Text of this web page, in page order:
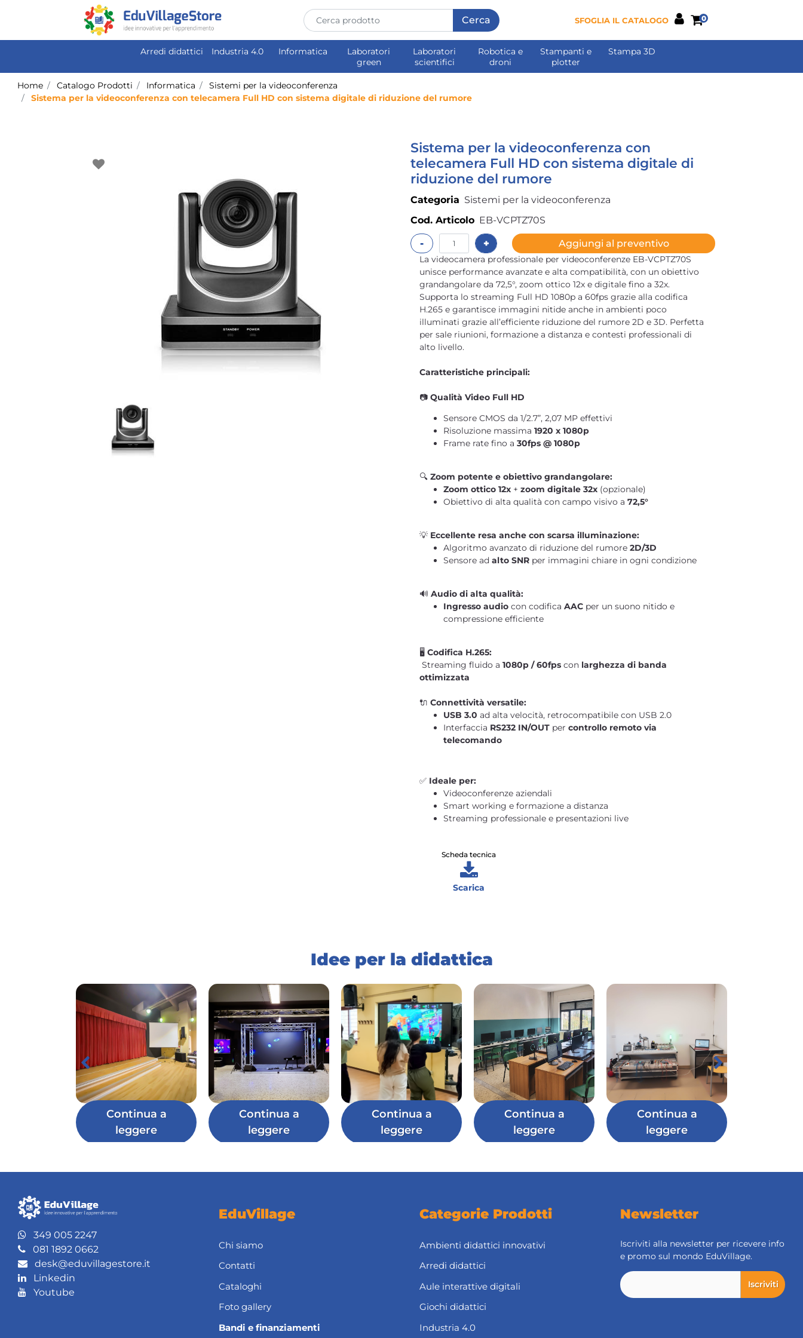
SFOGLIA IL CATALOGO 0
Arredi didattici Industria 4.0 Informatica
Laboratori
green
Laboratori
scientifici
Robotica e
droni
Stampanti e
plotter
Stampa 3D
Home Catalogo Prodotti Informatica
Sistemi per la videoconferenza
Sistema per la videoconferenza con telecamera Full HD con sistema digitale di riduzione del rumore
Sistema per la videoconferenza con
telecamera Full HD con sistema digitale di
riduzione del rumore
Categoria Sistemi per la videoconferenza
Cod. Articolo EB-VCPTZ70S
Quantità Aggiungi al preventivo
La videocamera professionale per videoconferenze EB-VCPTZ70S
unisce performance avanzate e alta compatibilità, con un obiettivo
grandangolare da 72,5°, zoom ottico 12x e digitale fino a 32x.
Supporta lo streaming Full HD 1080p a 60fps grazie alla codifica
H.265 e garantisce immagini nitide anche in ambienti poco
illuminati grazie all’efficiente riduzione del rumore 2D e 3D. Perfetta
per sale riunioni, formazione a distanza e contesti professionali di
alto livello.
Caratteristiche principali:
📷 Qualità Video Full HD
Sensore CMOS da 1/2.7”, 2,07 MP effettivi
Risoluzione massima 1920 x 1080p
Frame rate fino a 30fps @ 1080p
🔍 Zoom potente e obiettivo grandangolare:
Zoom ottico 12x + zoom digitale 32x (opzionale)
Obiettivo di alta qualità con campo visivo a 72,5°
💡 Eccellente resa anche con scarsa illuminazione:
Algoritmo avanzato di riduzione del rumore 2D/3D
Sensore ad alto SNR per immagini chiare in ogni condizione
🔊 Audio di alta qualità:
Ingresso audio con codifica AAC per un suono nitido e
compressione efficiente
🖥️ Codifica H.265:
Streaming fluido a 1080p / 60fps con larghezza di banda
ottimizzata
🔌 Connettività versatile:
USB 3.0 ad alta velocità, retrocompatibile con USB 2.0
Interfaccia RS232 IN/OUT per controllo remoto via
telecomando
✅ Ideale per:
Videoconferenze aziendali
Smart working e formazione a distanza
Streaming professionale e presentazioni live
Scheda tecnica
Scarica
Idee per la didattica
Continua a
leggere
Continua a
leggere
Continua a
leggere
Continua a
leggere
Continua a
leggere
349 005 2247
081 1892 0662
desk@eduvillagestore.it
Linkedin
Youtube
EduVillage
Chi siamo
Contatti
Cataloghi
Foto gallery
Bandi e finanziamenti
Categorie Prodotti
Ambienti didattici innovativi
Arredi didattici
Aule interattive digitali
Giochi didattici
Industria 4.0
Newsletter
Iscriviti alla newsletter per ricevere info
e promo sul mondo EduVillage.